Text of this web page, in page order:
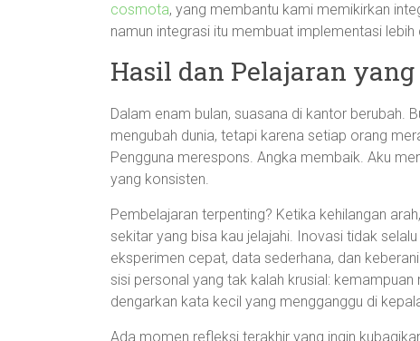
cosmota, yang membantu kami memikirkan
namun integrasi itu membuat implementasi
Hasil dan Pelajaran
Dalam enam bulan, suasana di kantor berubah.
mengubah dunia, tetapi karena setiap orang
Pengguna merespons. Angka membaik. Aku
yang konsisten.
Pembelajaran terpenting? Ketika kehilangan
sekitar yang bisa kau jelajahi. Inovasi tidak
eksperimen cepat, data sederhana, dan
sisi personal yang tak kalah krusial:
dengarkan kata kecil yang mengganggu di
Ada momen refleksi terakhir yang ingin